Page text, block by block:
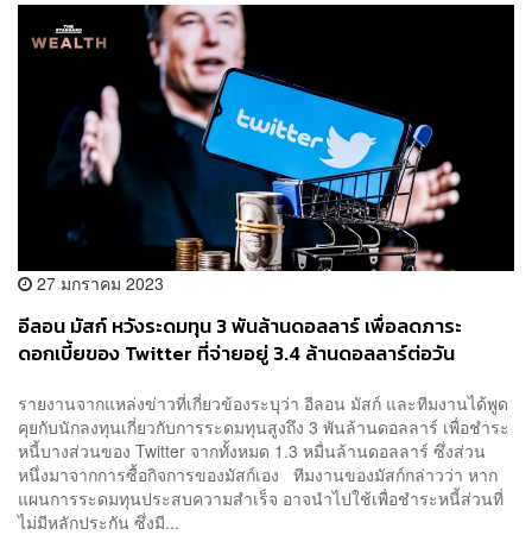
27 มกราคม 2023
อีลอน มัสก์ หวังระดมทุน 3 พันล้านดอลลาร์ เพื่อลดภาระ
ดอกเบี้ยของ Twitter ที่จ่ายอยู่ 3.4 ล้านดอลลาร์ต่อวัน
รายงานจากแหล่งข่าวที่เกี่ยวข้องระบุว่า อีลอน มัสก์ และทีมงานได้พูด
คุยกับนักลงทุนเกี่ยวกับการระดมทุนสูงถึง 3 พันล้านดอลลาร์ เพื่อชำระ
หนี้บางส่วนของ Twitter จากทั้งหมด 1.3 หมื่นล้านดอลลาร์ ซึ่งส่วน
หนึ่งมาจากการซื้อกิจการของมัสก์เอง ทีมงานของมัสก์กล่าวว่า หาก
แผนการระดมทุนประสบความสำเร็จ อาจนำไปใช้เพื่อชำระหนี้ส่วนที่
ไม่มีหลักประกัน ซึ่งมี...